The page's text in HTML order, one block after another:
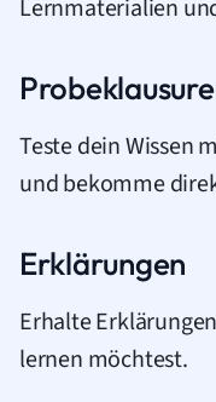
Lernmaterialien
Teste dein Wissen
und bekomme
Erklärungen
Erhalte
lernen möchtest.